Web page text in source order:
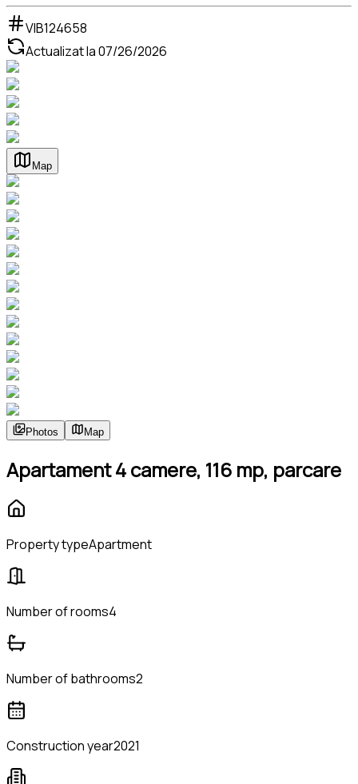
VIB124658
Actualizat la07/26/2026
Map
Photos Map
Apartament 4 camere, 116 mp, parcare
Property typeApartment
Number of rooms4
Number of bathrooms2
Construction year2021